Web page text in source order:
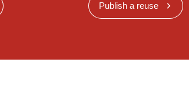
Publish a reuse